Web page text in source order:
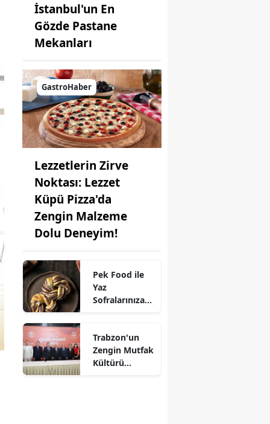
İstanbul'un En
Gözde Pastane
Mekanları
GastroHaber
Lezzetlerin Zirve
Noktası: Lezzet
Küpü Pizza'da
Zengin Malzeme
Dolu Deneyim!
Pek Food ile
Yaz
Sofralarınıza
Hamuru
Farkıyla!
Trabzon'un
Zengin Mutfak
Kültürü